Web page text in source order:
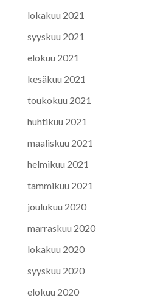
lokakuu 2021
syyskuu 2021
elokuu 2021
kesäkuu 2021
toukokuu 2021
huhtikuu 2021
maaliskuu 2021
helmikuu 2021
tammikuu 2021
joulukuu 2020
marraskuu 2020
lokakuu 2020
syyskuu 2020
elokuu 2020